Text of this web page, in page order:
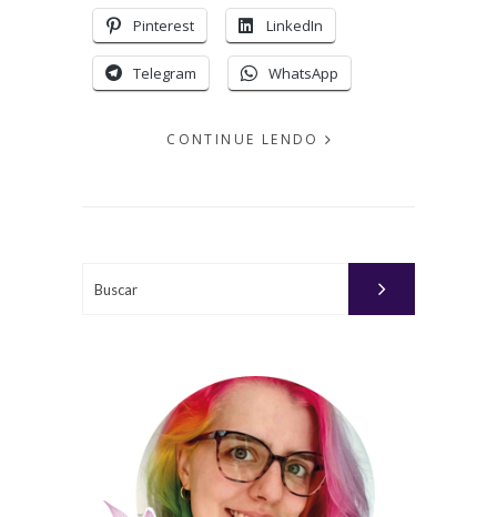
Pinterest LinkedIn
Telegram WhatsApp
CONTINUE LENDO
POR